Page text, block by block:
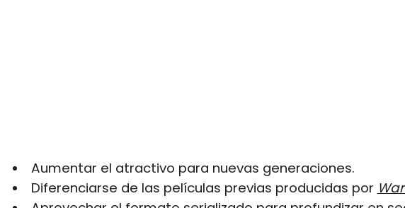
Aumentar el atractivo para nuevas generaciones.
Diferenciarse de las películas previas producidas por